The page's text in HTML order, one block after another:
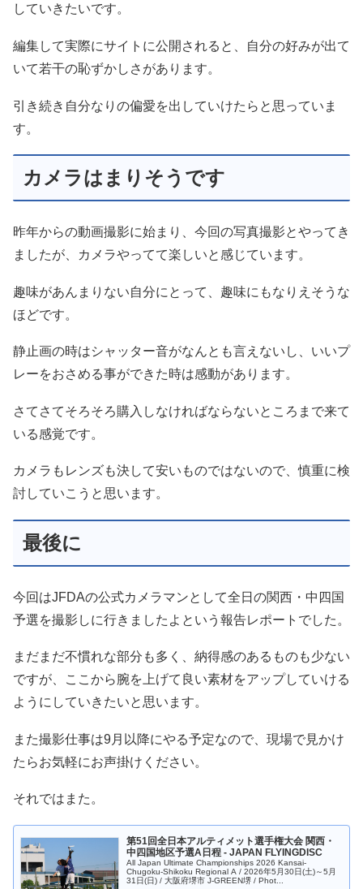
していきたいです。
編集して実際にサイトに公開されると、自分の好みが出て
いて若干の恥ずかしさがあります。
引き続き自分なりの偏愛を出していけたらと思っていま
す。
カメラはまりそうです
昨年からの動画撮影に始まり、今回の写真撮影とやってき
ましたが、カメラやってて楽しいと感じています。
趣味があんまりない自分にとって、趣味にもなりえそうな
ほどです。
静止画の時はシャッター音がなんとも言えないし、いいプ
レーをおさめる事ができた時は感動があります。
さてさてそろそろ購入しなければならないところまで来て
いる感覚です。
カメラもレンズも決して安いものではないので、慎重に検
討していこうと思います。
最後に
今回はJFDAの公式カメラマンとして全日の関西・中四国
予選を撮影しに行きましたよという報告レポートでした。
まだまだ不慣れな部分も多く、納得感のあるものも少ない
ですが、ここから腕を上げて良い素材をアップしていける
ようにしていきたいと思います。
また撮影仕事は9月以降にやる予定なので、現場で見かけ
たらお気軽にお声掛けください。
それではまた。
第51回全日本アルティメット選手権大会 関西・
中四国地区予選A日程 - JAPAN FLYINGDISC
All Japan Ultimate Championships 2026 Kansai-
Chugoku-Shikoku Regional A / 2026年5月30日(土)～5月
31日(日) / 大阪府堺市 J-GREEN堺 / Phot...